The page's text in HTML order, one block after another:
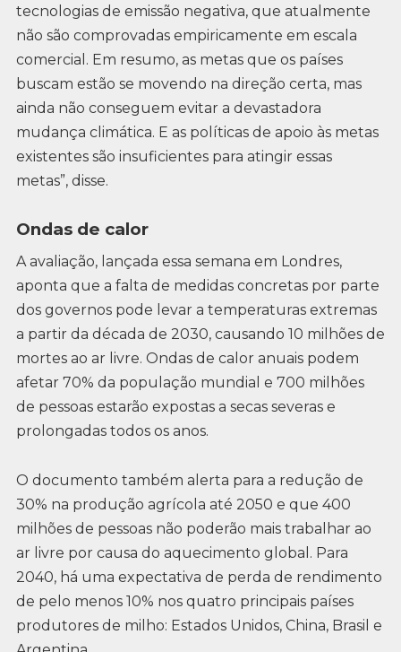
tecnologias de emissão negativa, que atualmente
não são comprovadas empiricamente em escala
comercial. Em resumo, as metas que os países
buscam estão se movendo na direção certa, mas
ainda não conseguem evitar a devastadora
mudança climática. E as políticas de apoio às metas
existentes são insuficientes para atingir essas
metas”, disse.
Ondas de calor
A avaliação, lançada essa semana em Londres,
aponta que a falta de medidas concretas por parte
dos governos pode levar a temperaturas extremas
a partir da década de 2030, causando 10 milhões de
mortes ao ar livre. Ondas de calor anuais podem
afetar 70% da população mundial e 700 milhões
de pessoas estarão expostas a secas severas e
prolongadas todos os anos.
O documento também alerta para a redução de
30% na produção agrícola até 2050 e que 400
milhões de pessoas não poderão mais trabalhar ao
ar livre por causa do aquecimento global. Para
2040, há uma expectativa de perda de rendimento
de pelo menos 10% nos quatro principais países
produtores de milho: Estados Unidos, China, Brasil e